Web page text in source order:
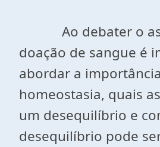
Ao debater o
doação de sangue é
abordar a
homeostasia, quais
um desequilíbrio e
desequilíbrio pode